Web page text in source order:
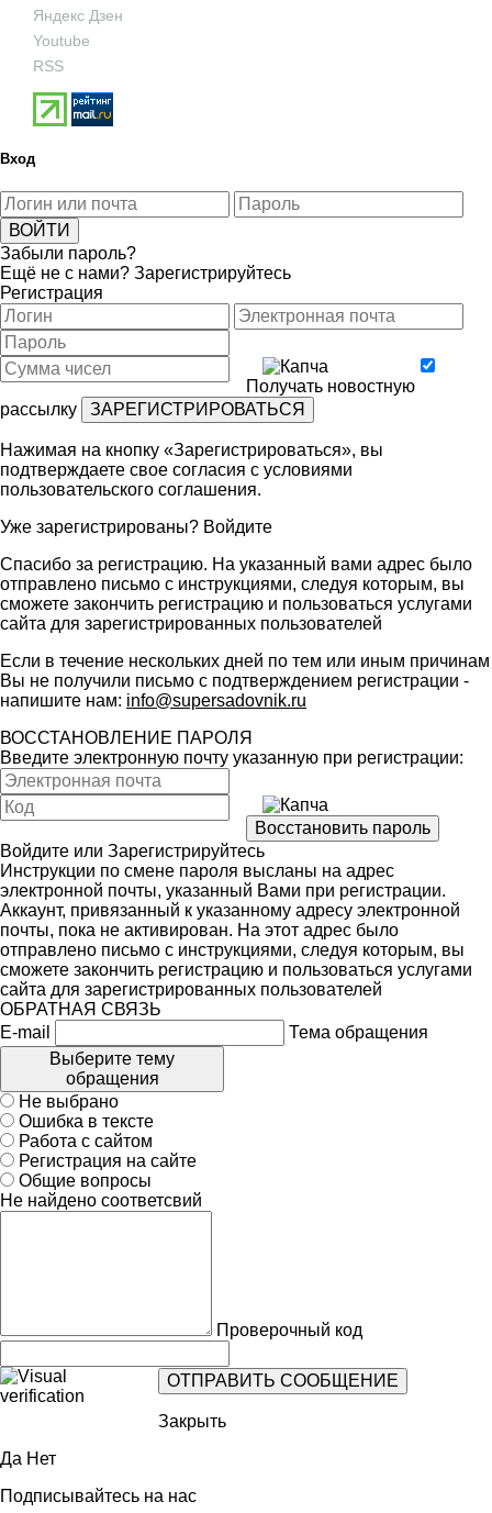
Яндекс Дзен
Youtube
RSS
Вход
Забыли пароль?
Ещё не с нами? Зарегистрируйтесь
Регистрация
Получать новостную
рассылку
Нажимая на кнопку «Зарегистрироваться», вы
подтверждаете свое согласия с условиями
пользовательского соглашения.
Уже зарегистрированы? Войдите
Спасибо за регистрацию. На указанный вами адрес было
отправлено письмо с инструкциями, следуя которым, вы
сможете закончить регистрацию и пользоваться услугами
сайта для зарегистрированных пользователей
Если в течение нескольких дней по тем или иным причинам
Вы не получили письмо с подтверждением регистрации -
напишите нам: info@supersadovnik.ru
ВОССТАНОВЛЕНИЕ ПАРОЛЯ
Введите электронную почту указанную при регистрации:
Войдите или Зарегистрируйтесь
Инструкции по смене пароля высланы на адрес
электронной почты, указанный Вами при регистрации.
Аккаунт, привязанный к указанному адресу электронной
почты, пока не активирован. На этот адрес было
отправлено письмо с инструкциями, следуя которым, вы
сможете закончить регистрацию и пользоваться услугами
сайта для зарегистрированных пользователей
ОБРАТНАЯ СВЯЗЬ
E-mail
Тема обращения
Выберите тему
обращения
Не выбрано
Ошибка в тексте
Работа с сайтом
Регистрация на сайте
Общие вопросы
Не найдено соответсвий
Проверочный код
Закрыть
Да Нет
Подписывайтесь на нас